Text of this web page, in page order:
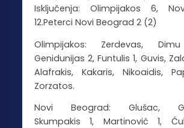
Isključenja: Olimpijakos 6,
12.Peterci Novi Beograd 2 (2)
Olimpijakos: Zerdevas,
Genidunijas 2, Funtulis 1, Guvis,
Alafrakis, Kakaris, Nikoaidis,
Zorzatos.
Novi Beograd: Glušac,
Skumpakis 1, Martinović 1,